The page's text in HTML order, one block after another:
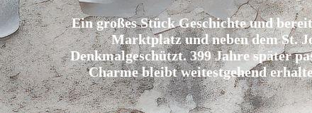
Ein großes Stück Geschichte und
Marktplatz und neben demSt.
Denkmalgeschützt. 399 Jahre später
Charme bleibt weitestgehend